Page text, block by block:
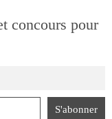
concours pour